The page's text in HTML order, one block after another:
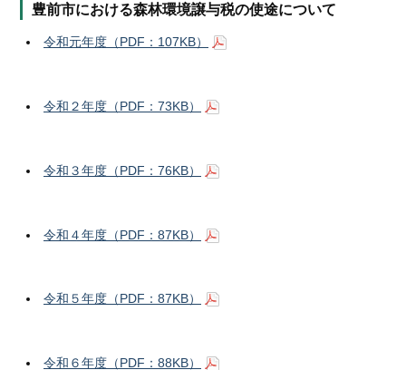
豊前市における森林環境譲与税の使途について
令和元年度（PDF：107KB）
令和２年度（PDF：73KB）
令和３年度（PDF：76KB）
令和４年度（PDF：87KB）
令和５年度（PDF：87KB）
令和６年度（PDF：88KB）